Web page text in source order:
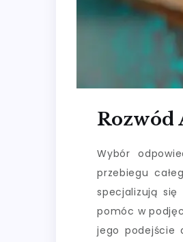
Rozwód
Wybór
przebiegu
specjalizują
pomóc w
jego podejście